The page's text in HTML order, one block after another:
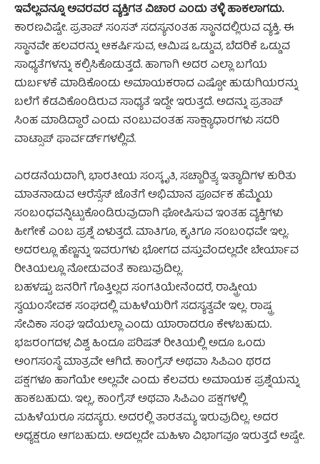
ಇವೆಲ್ಲವನ್ನೂ ಅವರವರ ವ್ಯಕ್ತಿಗತ ವಿಚಾರ ಎಂದು ತಳ್ಳಿ ಹಾಕಲಾಗದು.
ಕಾರಣವಿಷ್ಟೇ. ಪ್ರತಾಪ್ ಸಂಸತ್ ಸದಸ್ಯನಂತಹ ಸ್ಥಾನದಲ್ಲಿರುವ ವ್ಯಕ್ತಿ. ಈ
ಸ್ಥಾನವೇ ಹಲವರನ್ನು ಆಕರ್ಷಿಸುವ, ಆಮಿಷ ಒಡ್ಡುವ, ಬೆದರಿಕೆ ಒಡ್ಡುವ
ಸಾಧ್ಯತೆಗಳನ್ನು ಕಲ್ಪಿಸಿಕೊಡುತ್ತದೆ. ಹಾಗಾಗಿ ಅದರ ಎಲ್ಲಾ ಬಗೆಯ
ದುರ್ಬಳಕೆ ಮಾಡಿಕೊಂಡು ಅಮಾಯಕರಾದ ಎಷ್ಟೋ ಹುಡುಗಿಯರನ್ನು
ಬಲೆಗೆ ಕೆಡವಿಕೊಂಡಿರುವ ಸಾಧ್ಯತೆ ಇದ್ದೇ ಇರುತ್ತದೆ. ಅದನ್ನು ಪ್ರತಾಪ್
ಸಿಂಹ ಮಾಡಿದ್ದಾರೆ ಎಂದು ನಂಬುವಂತಹ ಸಾಕ್ಷ್ಯಾಧಾರಗಳು ಸದರಿ
ವಾಟ್ಸಾಪ್ ಫಾರ್ವರ್ಡ್‍ಗಳಲ್ಲಿವೆ.
ಎರಡನೆಯದಾಗಿ, ಭಾರತೀಯ ಸಂಸ್ಕೃತಿ, ಸಚ್ಚಾರಿತ್ರ್ಯ ಇತ್ಯಾದಿಗಳ ಕುರಿತು
ಮಾತನಾಡುವ ಆರೆಸ್ಸೆಸ್ ಜೊತೆಗೆ ಅಭಿಮಾನ ಪೂರ್ವಕ ಹೆಮ್ಮೆಯ
ಸಂಬಂಧವನ್ನಿಟ್ಟುಕೊಂಡಿರುವುದಾಗಿ ಘೋಷಿಸುವ ಇಂತಹ ವ್ಯಕ್ತಿಗಳು
ಹೀಗೇಕೆ ಎಂಬ ಪ್ರಶ್ನೆ ಏಳುತ್ತದೆ. ಮಾತಿಗೂ, ಕೃತಿಗೂ ಸಂಬಂಧವೇ ಇಲ್ಲ.
ಅದರಲ್ಲೂ ಹೆಣ್ಣನ್ನು ಇವರುಗಳು ಭೋಗದ ವಸ್ತುವೆಂದಲ್ಲದೇ ಬೇರ್ಯಾವ
ರೀತಿಯಲ್ಲೂ ನೋಡುವಂತೆ ಕಾಣುವುದಿಲ್ಲ.
ಬಹಳಷ್ಟು ಜನರಿಗೆ ಗೊತ್ತಿಲ್ಲದ ಸಂಗತಿಯೇನೆಂದರೆ, ರಾಷ್ಟ್ರೀಯ
ಸ್ವಯಂಸೇವಕ ಸಂಘದಲ್ಲಿ ಮಹಿಳೆಯರಿಗೆ ಸದಸ್ಯತ್ವವೇ ಇಲ್ಲ. ರಾಷ್ಟ್ರ
ಸೇವಿಕಾ ಸಂಘ ಇದೆಯಲ್ಲಾ ಎಂದು ಯಾರಾದರೂ ಕೇಳಬಹುದು.
ಭಜರಂಗದಳ, ವಿಶ್ವ ಹಿಂದೂ ಪರಿಷತ್ ರೀತಿಯಲ್ಲಿ ಅದೂ ಒಂದು
ಅಂಗಸಂಸ್ಥೆ ಮಾತ್ರವೇ ಆಗಿದೆ. ಕಾಂಗ್ರೆಸ್ ಅಥವಾ ಸಿಪಿಎಂ ಥರದ
ಪಕ್ಷಗಳೂ ಹಾಗೆಯೇ ಅಲ್ಲವೇ ಎಂದು ಕೆಲವರು ಅಮಾಯಕ ಪ್ರಶ್ನೆಯನ್ನು
ಹಾಕಬಹುದು. ಇಲ್ಲ, ಕಾಂಗ್ರೆಸ್ ಅಥವಾ ಸಿಪಿಎಂ ಪಕ್ಷಗಳಲ್ಲಿ
ಮಹಿಳೆಯರೂ ಸದಸ್ಯರು. ಅದರಲ್ಲಿ ತಾರತಮ್ಯ ಇರುವುದಿಲ್ಲ. ಅದರ
ಅಧ್ಯಕ್ಷರೂ ಆಗಬಹುದು. ಅದಲ್ಲದೇ ಮಹಿಳಾ ವಿಭಾಗವೂ ಇರುತ್ತದೆ ಅಷ್ಟೇ.